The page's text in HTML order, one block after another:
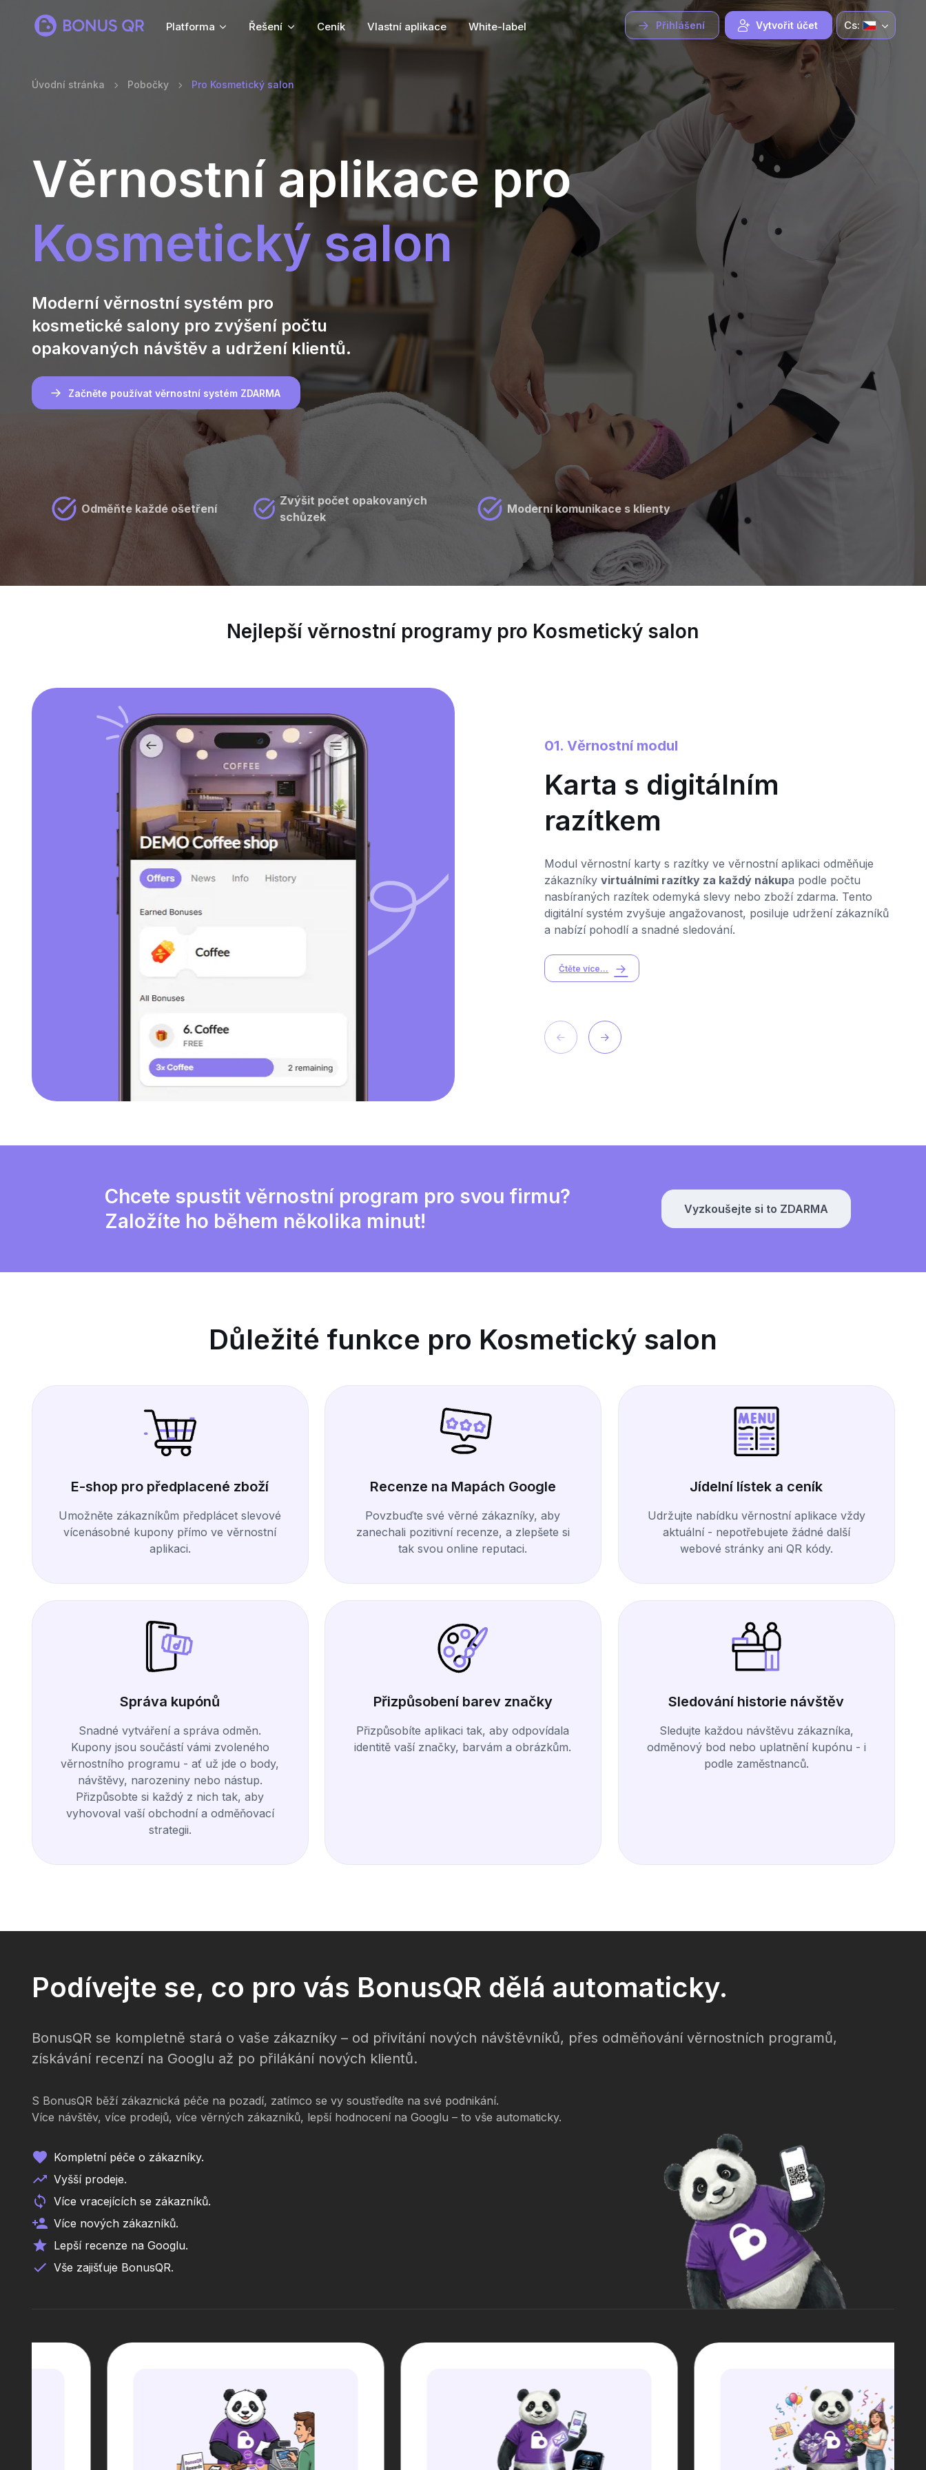
Přihlášení Vytvořit účet
Platforma Řešení Ceník Vlastní aplikace White-label Cs:
Úvodní stránka Pobočky Pro Kosmetický salon
Věrnostní aplikace pro
Kosmetický salon
Moderní věrnostní systém pro
kosmetické salony pro zvýšení počtu
opakovaných návštěv a udržení klientů.
Začněte používat věrnostní systém ZDARMA
Odměňte každé ošetření
Zvýšit počet opakovaných
schůzek
Moderní komunikace s klienty
Nejlepší věrnostní programy pro Kosmetický salon
01. Věrnostní modul
Karta s digitálním
razítkem
Modul věrnostní karty s razítky ve věrnostní aplikaci odměňuje
zákazníkyvirtuálními razítky za každý nákupa podle počtu
nasbíraných razítek odemyká slevy nebo zboží zdarma. Tento
digitální systém zvyšuje angažovanost, posiluje udržení zákazníků
a nabízí pohodlí a snadné sledování.
Čtěte více...
Chcete spustit věrnostní program pro svou firmu?
Založíte ho během několika minut!
Vyzkoušejte si to ZDARMA
Důležité funkce pro Kosmetický salon
E-shop pro předplacené zboží
Umožněte zákazníkům předplácet slevové
vícenásobné kupony přímo ve věrnostní
aplikaci.
Recenze na Mapách Google
Povzbuďte své věrné zákazníky, aby
zanechali pozitivní recenze, a zlepšete si
tak svou online reputaci.
Jídelní lístek a ceník
Udržujte nabídku věrnostní aplikace vždy
aktuální - nepotřebujete žádné další
webové stránky ani QR kódy.
Správa kupónů
Snadné vytváření a správa odměn.
Kupony jsou součástí vámi zvoleného
věrnostního programu - ať už jde o body,
návštěvy, narozeniny nebo nástup.
Přizpůsobte si každý z nich tak, aby
vyhovoval vaší obchodní a odměňovací
strategii.
Přizpůsobení barev značky
Přizpůsobíte aplikaci tak, aby odpovídala
identitě vaší značky, barvám a obrázkům.
Sledování historie návštěv
Sledujte každou návštěvu zákazníka,
odměnový bod nebo uplatnění kupónu - i
podle zaměstnanců.
Podívejte se, co pro vás BonusQR dělá automaticky.
BonusQR se kompletně stará o vaše zákazníky – od přivítání nových návštěvníků, přes odměňování věrnostních programů,
získávání recenzí na Googlu až po přilákání nových klientů.
S BonusQR běží zákaznická péče na pozadí, zatímco se vy soustředíte na své podnikání.
Více návštěv, více prodejů, více věrných zákazníků, lepší hodnocení na Googlu – to vše automaticky.
Kompletní péče o zákazníky.
Vyšší prodeje.
Více vracejících se zákazníků.
Více nových zákazníků.
Lepší recenze na Googlu.
Vše zajišťuje BonusQR.